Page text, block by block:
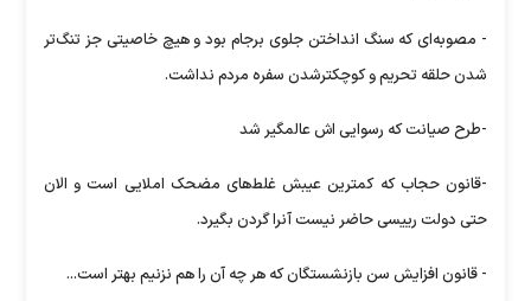
- مصوبه‌ای که سنگ انداختن جلوی برجام بود و هیچ خاصیتی جز تنگ‌تر
شدن حلقه تحریم و کوچکترشدن سفره مردم نداشت.
-طرح صیانت که رسوایی اش عالمگیر شد
-قانون حجاب که کمترین عیبش غلط‌های مضحک املایی است و الان
حتی دولت رییسی حاضر نیست آنرا گردن بگیرد.
- قانون افزایش سن بازنشستگان که هر چه آن را هم نزنیم بهتر است...